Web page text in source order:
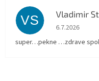
VS Vladimir
Hodnotenie
6.7.2026
super…pekne …zdrave